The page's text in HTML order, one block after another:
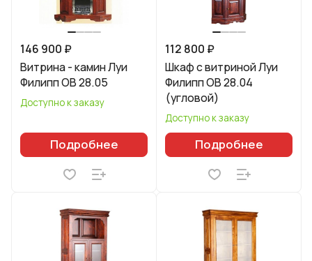
146 900 ₽
Витрина - камин Луи
Филипп ОВ 28.05
Доступно к заказу
Подробнее
112 800 ₽
Шкаф с витриной Луи
Филипп ОВ 28.04
(угловой)
Доступно к заказу
Подробнее